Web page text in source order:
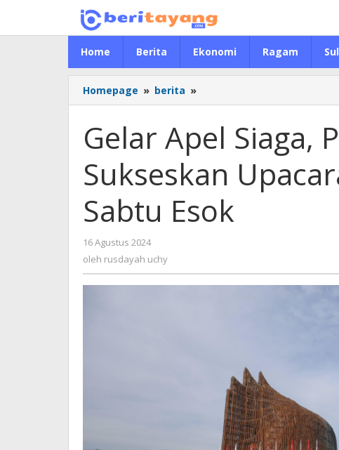
konten
Home Berita Ekonomi Ragam
Homepage » berita »
Apel
PLN
_All
Sukseskan
HUT
RI-
Sabtu
Gelar Apel Siaga,
Sukseskan
Sabtu Esok
16 Agustus 2024
rusdayah
uchy
oleh rusdayah uchy